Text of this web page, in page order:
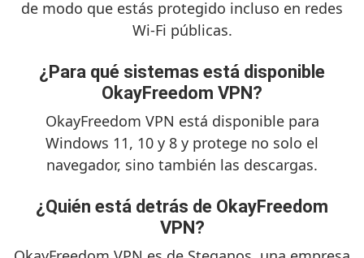
de modo que estás protegido incluso en redes
Wi-Fi públicas.
¿Para qué sistemas está disponible
OkayFreedom VPN?
OkayFreedom VPN está disponible para
Windows 11, 10 y 8 y protege no solo el
navegador, sino también las descargas.
¿Quién está detrás de OkayFreedom
VPN?